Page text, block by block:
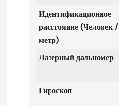
Идентификационное
расстояние(Человек /
метр)
Лазерный дальномер
Гироскоп